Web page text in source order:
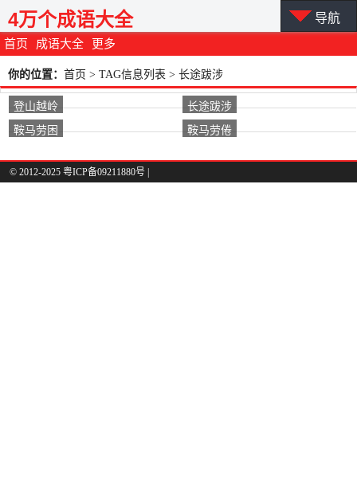
首页 成语大全 更多
4万个成语大全 导航
你的位置： 首页 > TAG信息列表 > 长途跋涉
登山越岭
长途跋涉
鞍马劳困
鞍马劳倦
© 2012-2025 粤ICP备09211880号 |